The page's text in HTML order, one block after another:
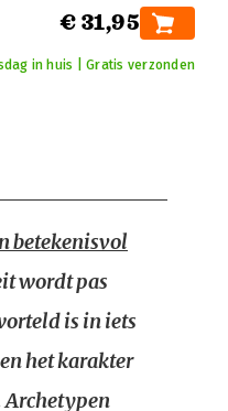
€ 31,95
in huis | Gratis verzonden
betekenisvol
wordt pas
is in iets
het karakter
Archetypen